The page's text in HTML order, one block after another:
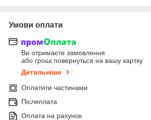
Умови оплати
Ви отримаєте замовлення
або гроші повернуться на вашу картку
Детальніше
Оплатити частинами
Післяплата
Оплата на рахунок